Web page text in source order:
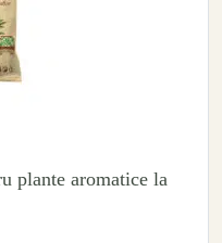
plante aromatice la